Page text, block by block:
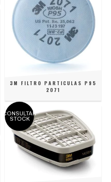
3M FILTRO PARTICULAS P95
2071
CONSULTAR
STOCK